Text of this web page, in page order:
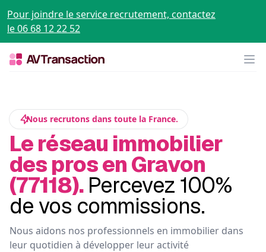
Pour joindre le service recrutement, contactez
le 06 68 12 22 52
Nous recrutons dans toute la France.
Le réseau immobilier
des pros en Gravon
(77118). Percevez 100%
de vos commissions.
Nous aidons nos professionnels en immobilier dans
leur quotidien à développer leur activité